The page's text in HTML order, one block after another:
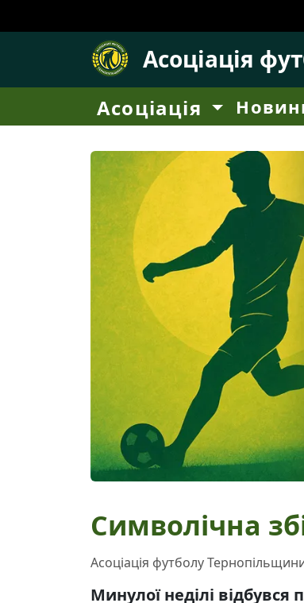
Асоціація
Асоціація
Символічна
Асоціація футболу
Минулої неділі